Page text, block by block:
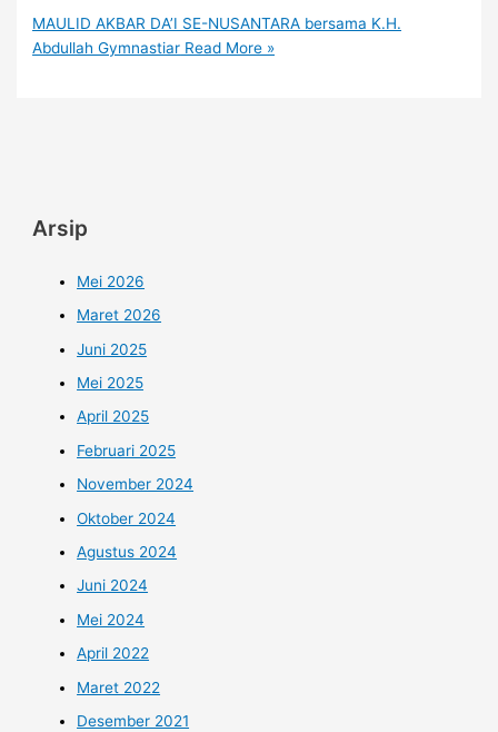
MAULID AKBAR DA’I SE-NUSANTARA bersama K.H.
Abdullah Gymnastiar Read More »
Arsip
Mei 2026
Maret 2026
Juni 2025
Mei 2025
April 2025
Februari 2025
November 2024
Oktober 2024
Agustus 2024
Juni 2024
Mei 2024
April 2022
Maret 2022
Desember 2021